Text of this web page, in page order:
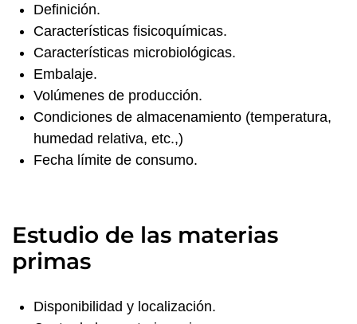
Definición.
Características fisicoquímicas.
Características microbiológicas.
Embalaje.
Volúmenes de producción.
Condiciones de almacenamiento (temperatura,
humedad relativa, etc.,)
Fecha límite de consumo.
Estudio de las materias
primas
Disponibilidad y localización.